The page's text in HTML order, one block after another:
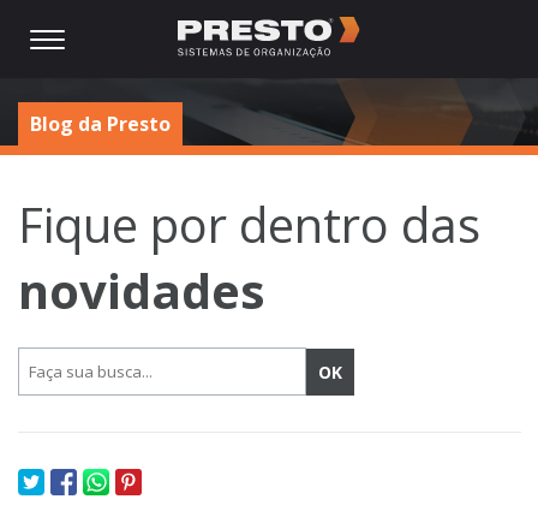
Blog da Presto
Fique por dentro das
novidades